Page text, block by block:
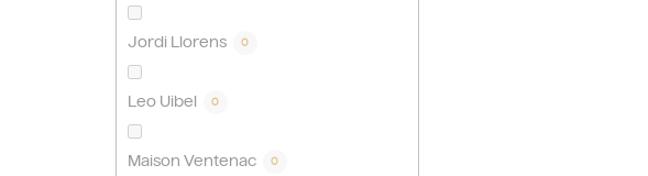
Jordi Llorens 0
Leo Uibel 0
Maison Ventenac 0